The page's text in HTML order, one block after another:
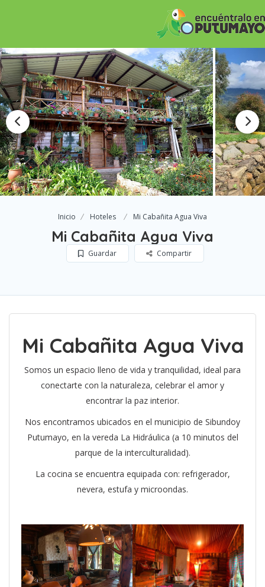
Inicio Hoteles Mi Cabañita Agua Viva
Mi Cabañita Agua Viva
Guardar Compartir
Mi Cabañita Agua Viva
Somos un espacio lleno de vida y tranquilidad, ideal para
conectarte con la naturaleza, celebrar el amor y
encontrar la paz interior.
Nos encontramos ubicados en el municipio de Sibundoy
Putumayo, en la vereda La Hidráulica (a 10 minutos del
parque de la interculturalidad).
La cocina se encuentra equipada con: refrigerador,
nevera, estufa y microondas.